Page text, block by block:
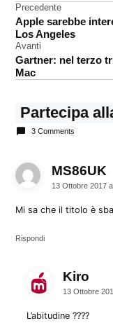
Navigazione
articoli
Precedente
Apple sarebbe
Los Angeles
Avanti
Gartner: nel terzo
Mac
Partecipa
3 Comments
MS86UK
13 Ottobre 2017
Mi sa che il titolo è
Rispondi
Kiro
13 Ottobre
L’abitudine ????